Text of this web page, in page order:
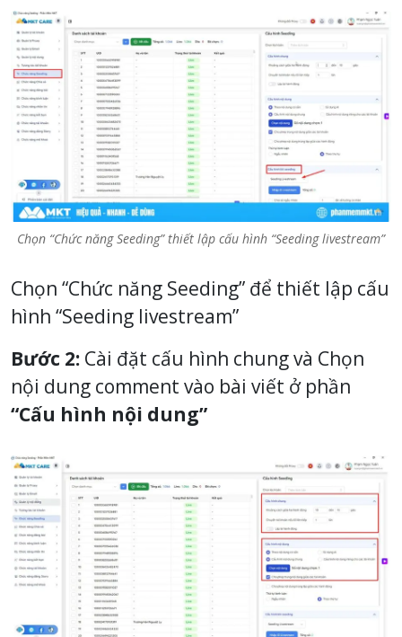
Chọn “Chức năng Seeding” thiết lập cấu hình “Seeding livestream”
Chọn “Chức năng Seeding” để thiết lập cấu
hình “Seeding livestream”
Bước 2: Cài đặt cấu hình chung và Chọn
nội dung comment vào bài viết ở phần
“Cấu hình nội dung”